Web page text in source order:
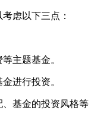
虑以下三点：
主题基金。
进行投资。
金的投资风格